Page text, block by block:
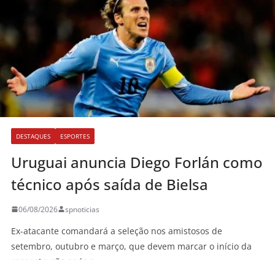
DESTAQUES ESPORTES
Uruguai anuncia Diego Forlán como
técnico após saída de Bielsa
06/08/2026 spnoticias
Ex-atacante comandará a seleção nos amistosos de
setembro, outubro e março, que devem marcar o início da